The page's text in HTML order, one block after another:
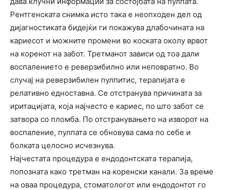
Рентгенската снимка исто така е неопходен дел од
дијагностиката бидејќи ги покажува длабочината на
кариесот и можните промени во коската околу врвот
на коренот на забот. Третманот зависи од тоа дали
воспалението е реверзибилно или неповратно. Во
случај на реверзибилен пулпитис, терапијата е
релативно едноставна. Се отстранува причината за
иритацијата, која најчесто е кариес, по што забот се
затвора со пломба. По отстранувањето на изворот на
воспаление, пулпата се обновува сама по себе и
болката целосно исчезнува.
Најчестата процедура е ендодонтската терапија,
попозната како третман на коренски канали. За време
на оваа процедура, стоматологот или ендодонтот го